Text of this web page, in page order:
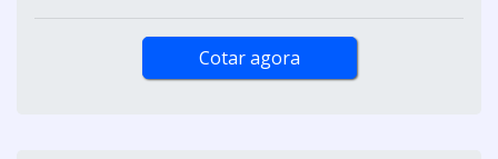
Cotar agora